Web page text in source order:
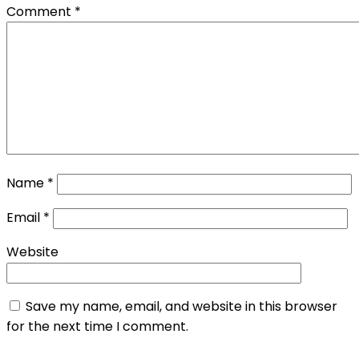
Comment *
Name *
Email *
Website
Save my name, email, and website in this browser
for the next time I comment.